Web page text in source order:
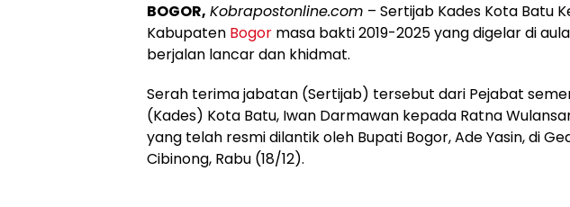
BOGOR, Kobrapostonline.com – Sertijab Kades Kota Batu
Kabupaten Bogor masa bakti 2019-2025 yang digelar di
berjalan lancar dan khidmat.
Serah terima jabatan (Sertijab) tersebut dari Pejabat
(Kades) Kota Batu, Iwan Darmawan kepada Ratna
yang telah resmi dilantik oleh Bupati Bogor, Ade Yasin, di
Cibinong, Rabu (18/12).